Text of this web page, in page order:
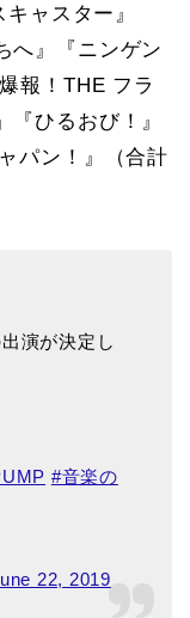
ャスター』
へ』『ニンゲン
報！THE フラ
ひるおび！』
パン！』（合計
演が決定し
#音楽の
22, 2019